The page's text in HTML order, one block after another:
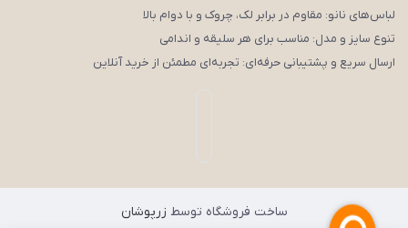
لباس‌های نانو: مقاوم در برابر لک، چروک و با دوام بالا
تنوع سایز و مدل: مناسب برای هر سلیقه و اندامی
ارسال سریع و پشتیبانی حرفه‌ای: تجربه‌ای مطمئن از خرید آنلاین
ساخت فروشگاه توسط زرپوشان